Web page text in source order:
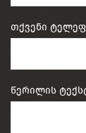
თქვენი
წერილის